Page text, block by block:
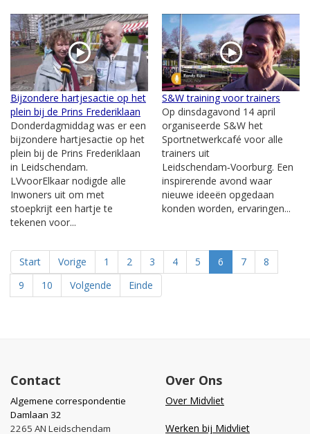
Bijzondere hartjesactie op het
plein bij de Prins Frederiklaan
Donderdagmiddag was er een
bijzondere hartjesactie op het
plein bij de Prins Frederiklaan
in Leidschendam.
LVvoorElkaar nodigde alle
Inwoners uit om met
stoepkrijt een hartje te
tekenen voor...
S&W training voor trainers
Op dinsdagavond 14 april
organiseerde S&W het
Sportnetwerkcafé voor alle
trainers uit
Leidschendam‑Voorburg. Een
inspirerende avond waar
nieuwe ideeën opgedaan
konden worden, ervaringen...
Start Vorige 1 2 3 4 5 6 7
8
9
10 Volgende Einde
Contact
Algemene correspondentie
Damlaan 32
2265 AN Leidschendam
Over Ons
Over Midvliet
Werken bij Midvliet